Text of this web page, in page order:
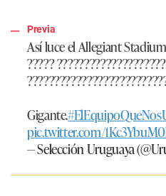
Previa
Así luce el Allegiant
?????
Gigante.
pic.twitter.com/
— Selección Uruguaya